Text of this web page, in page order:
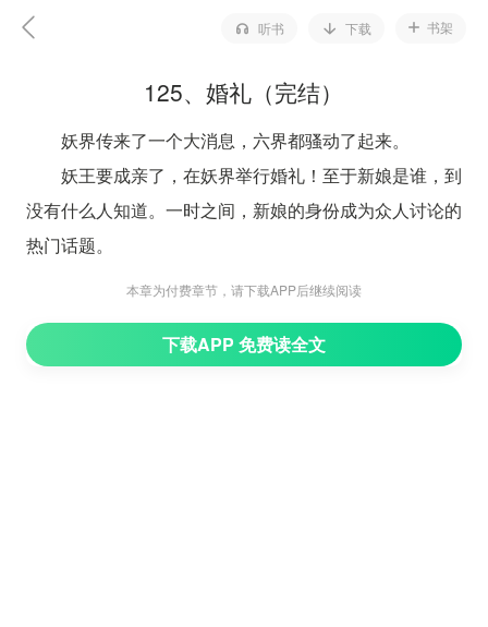
听书 下载 书架
125、婚礼（完结）
妖界传来了一个大消息，六界都骚动了起来。
妖王要成亲了，在妖界举行婚礼！至于新娘是谁，到
没有什么人知道。一时之间，新娘的身份成为众人讨论的
热门话题。
妖界，巍峨肃杀的妖殿今天也焕发出不同的光彩，到
往的地方，今天竟然向外面开放了，虽然仅有这一天而
本章为付费章节，请下载APP后继续阅读
下载APP 免费读全文